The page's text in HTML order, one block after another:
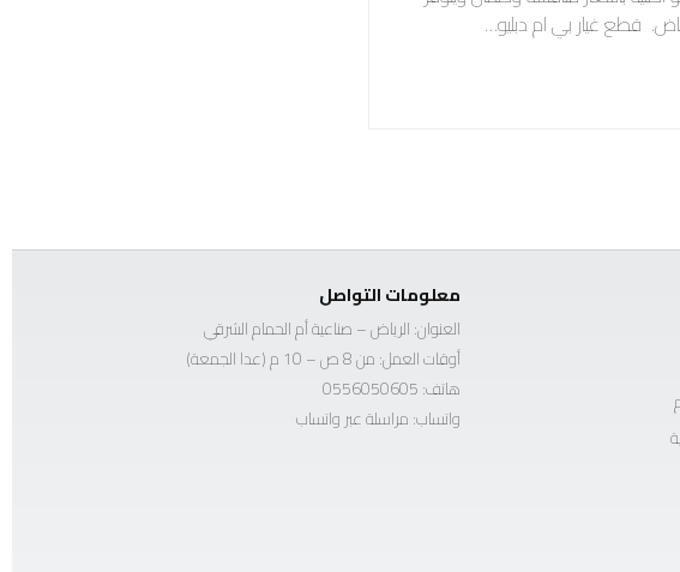
قطع غيار بي ام دبليو…
معلومات التواصل
العنوان: الرياض – صناعية أم الحمام الشرقي
أوقات العمل: من 8 ص – 10 م (عدا الجمعة)
هاتف:0556050605
واتساب:مراسلة عبر واتساب